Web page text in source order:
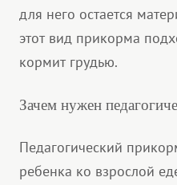
для него остается
этот вид прикорма
кормит грудью.
Зачем нужен
Педагогический
ребенка ко взрослой